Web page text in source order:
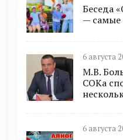
Беседа
— самые
6 августа
М.В.
СОКа
6 августа